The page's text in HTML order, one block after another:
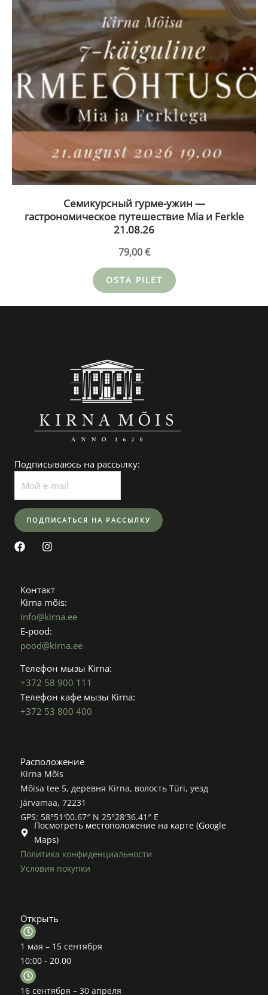
Семикурсный гурме-ужин —
гастрономическое путешествие Mia и Ferkle
21.08.26
79,00€
OSTA PILET
Подписываюсь на рассылку:
F
a
b
o
o
k
I
a
g
r
a
m
Контакт
Kirna mõis:
info@kirna.ee
E-pood:
pood@kirna.ee
Телефон мызы Kirna:
+372 58 900 111
Телефон кафе мызы Kirna:
+372 53 800 400
Расположение
Kirna Mõis
Mõisa tee 5, деревня Kirna, волость Türi, уезд
Järvamaa, 72231
GPS: 58°51′00.67″ N 25°28′36.41″ E
Посмотреть местоположение на карте (Google
Maps)
Политика конфиденциальности
Условия покупки
Открыть
1 мая – 15 сентября
10:00 - 20.00
16 сентября – 30 апреля